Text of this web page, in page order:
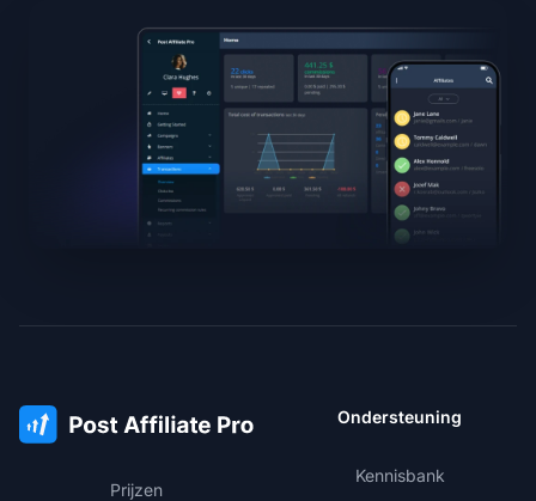
Prijzen
Ondersteuning
Kennisbank